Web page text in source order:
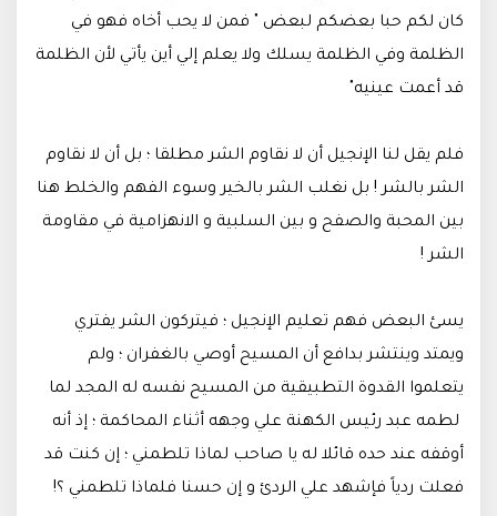
كان لكم حبا بعضكم لبعض " فمن لا يحب أخاه فهو في
الظلمة وفي الظلمة يسلك ولا يعلم إلي أين يأتي لأن الظلمة
قد أعمت عينيه"
فلم يقل لنا الإنجيل أن لا نقاوم الشر مطلقا ؛ بل أن لا نقاوم
الشر بالشر ! بل نغلب الشر بالخير وسوء الفهم والخلط هنا
بين المحبة والصفح و بين السلبية و الانهزامية في مقاومة
الشر !
يسئ البعض فهم تعليم الإنجيل ؛ فيتركون الشر يفتري
ويمتد وينتشر بدافع أن المسيح أوصي بالغفران ؛ ولم
يتعلموا القدوة التطبيقية من المسيح نفسه له المجد لما
لطمه عبد رئيس الكهنة علي وجهه أثناء المحاكمة ؛ إذ أنه
أوقفه عند حده قائلا له يا صاحب لماذا تلطمني ؛ إن كنت قد
فعلت ردياً فإشهد علي الردئ و إن حسنا فلماذا تلطمني ؟!